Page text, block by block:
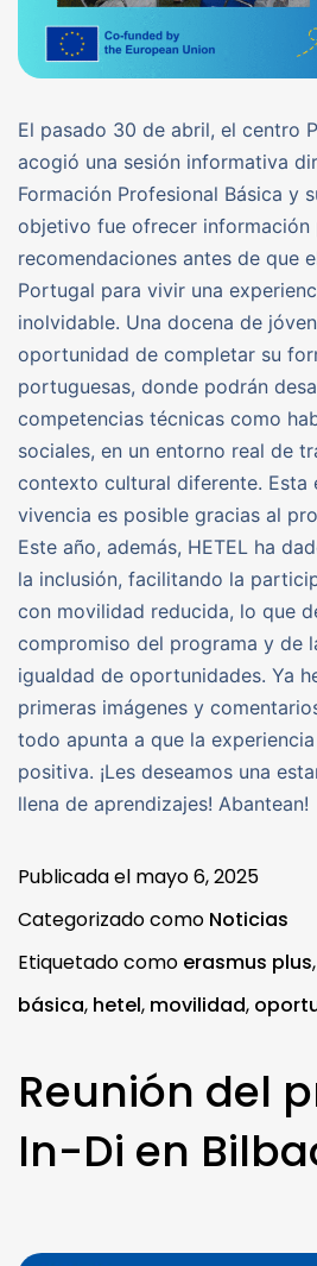
El pasado 30 de abril, el centro
acogió una sesión informativa
Formación Profesional Básica y
objetivo fue ofrecer información
recomendaciones antes de que
Portugal para vivir una
inolvidable. Una docena de
oportunidad de completar su
portuguesas, donde podrán
competencias técnicas como
sociales, en un entorno real de
contexto cultural diferente. Esta
vivencia es posible gracias al
Este año, además, HETEL ha
la inclusión, facilitando la
con movilidad reducida, lo que
compromiso del programa y de
igualdad de oportunidades. Ya
primeras imágenes y
todo apunta a que la
positiva. ¡Les deseamos una
llena de aprendizajes! Abantean!
Publicada el mayo 6, 2025
Categorizado como Noticias
Etiquetado como erasmus plus,
básica, hetel, movilidad,
Reunión del
In-Di en